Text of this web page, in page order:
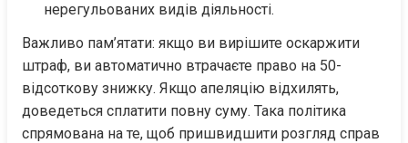
нерегульованих видів діяльності.
Важливо пам’ятати: якщо ви вирішите оскаржити
штраф, ви автоматично втрачаєте право на 50-
відсоткову знижку. Якщо апеляцію відхилять,
доведеться сплатити повну суму. Така політика
спрямована на те, щоб пришвидшити розгляд справ